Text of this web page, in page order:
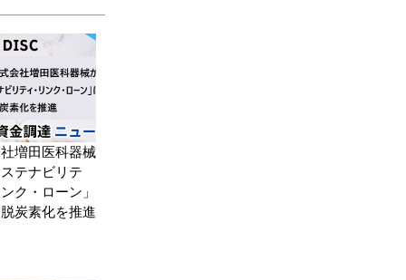
増田医科器械
テナビリテ
ク・ローン」
炭素化を推進